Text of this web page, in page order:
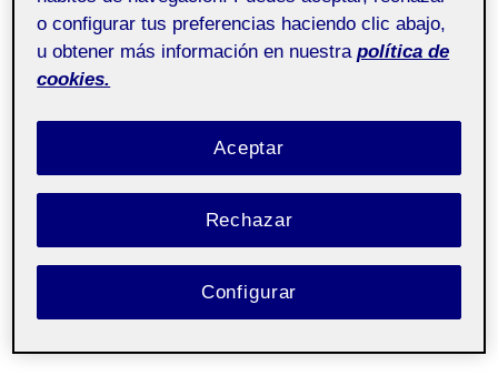
o configurar tus preferencias haciendo clic abajo,
u obtener más información en nuestra política de
cookies.
Rechazar
Aceptar
Configurar